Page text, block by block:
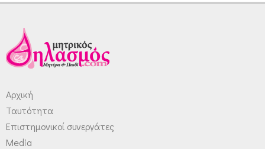
Αρχική
Ταυτότητα
Επιστημονικοί συνεργάτες
Media